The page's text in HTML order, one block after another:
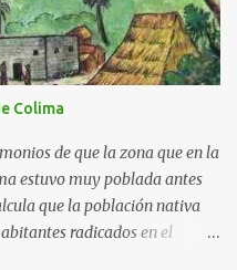
inscripción: Rey de
plasmó en
escenas de la posible vida
de dos culturas; hay
pergamino que dicen: "Más
la vez destino y privilegio" y
Colima
de que la zona que en la
estuvo muy poblada antes
que la población nativa
radicados en el